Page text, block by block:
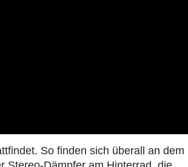
So finden sich überall an dem